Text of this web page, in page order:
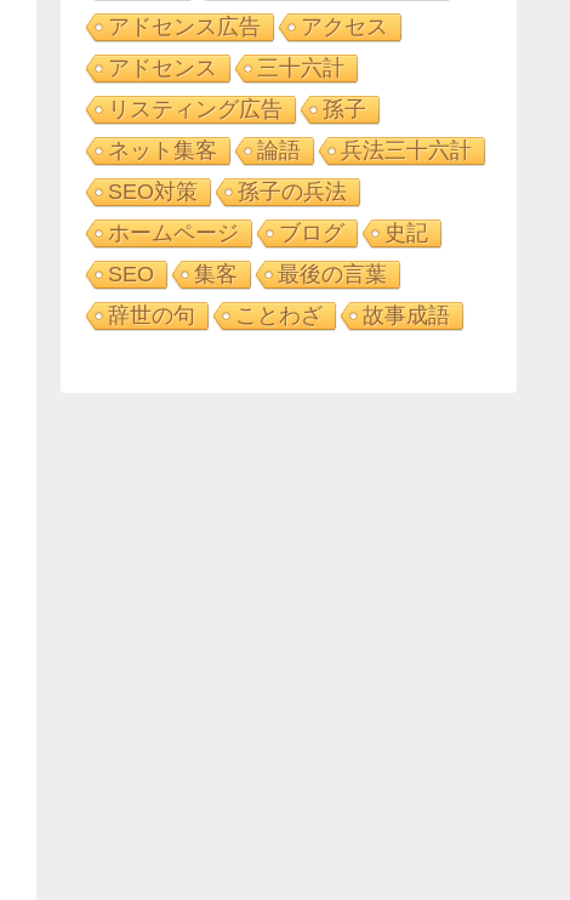
アドセンス広告
アクセス
アドセンス
三十六計
リスティング広告
孫子
ネット集客
論語
兵法三十六計
SEO対策
孫子の兵法
ホームページ
ブログ
史記
SEO
集客
最後の言葉
辞世の句
ことわざ 故事成語